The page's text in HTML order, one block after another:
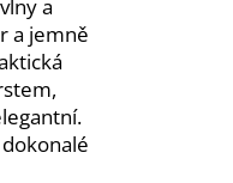
a
a jemně